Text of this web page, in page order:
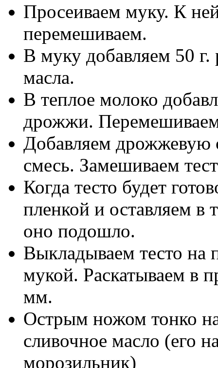
Просеиваем муку. К
перемешиваем.
В муку добавляем 50 г.
масла.
В теплое молоко
дрожжи.
Добавляем дрожжевую
смесь. Замешиваем
Когда тесто будет
пленкой и оставляем в
оно подошло.
Выкладываем тесто на
мукой. Раскатываем в
мм.
Острым ножом тонко
сливочное масло (его
морозильник)